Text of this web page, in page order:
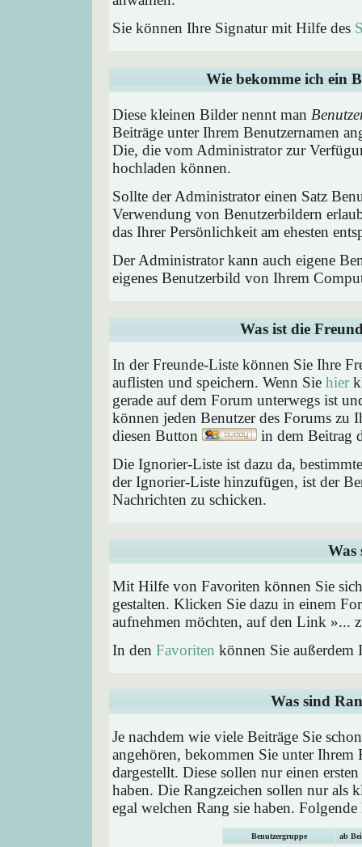
Sie können Ihre Signatur mit Hilfe des
Wie bekomme ich ein
Diese kleinen Bilder nennt man
Beiträge unter Ihrem Benutzernamen
Die, die vom Administrator zur
hochladen können.
Sollte der Administrator einen Satz
Verwendung von Benutzerbildern
das Ihrer Persönlichkeit am ehesten
Der Administrator kann auch eigene
eigenes Benutzerbild von Ihrem
Was ist die
In der Freunde-Liste können Sie Ihre
auflisten und speichern. Wenn Sie hier
gerade auf dem Forum unterwegs ist
können jeden Benutzer des Forums zu
diesen Button
in dem Beitrag
Die Ignorier-Liste ist dazu da,
der Ignorier-Liste hinzufügen, ist der
Nachrichten zu schicken.
Was
Mit Hilfe von Favoriten können Sie
gestalten. Klicken Sie dazu in einem
aufnehmen möchten, auf den Link »...
In den Favoriten können Sie
Was sind
Je nachdem wie viele Beiträge Sie
angehören, bekommen Sie unter Ihrem
dargestellt. Diese sollen nur einen
haben. Die Rangzeichen sollen nur als
egal welchen Rang sie haben.
Benutzergruppe ab